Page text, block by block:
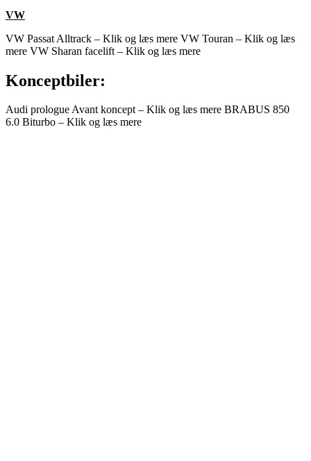
VW
VW Passat Alltrack – Klik og læs mere VW Touran – Klik og læs
mere VW Sharan facelift – Klik og læs mere
Konceptbiler:
Audi prologue Avant koncept – Klik og læs mere BRABUS 850
6.0 Biturbo – Klik og læs mere